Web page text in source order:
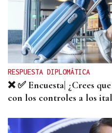
RESPUESTA DIPLOMÁTICA
❌ ✅ Encuesta| ¿Crees
con los controles a los